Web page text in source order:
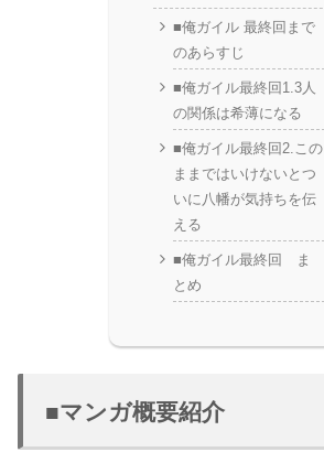
■俺ガイル 最終回まで
のあらすじ
■俺ガイル最終回1.3人
の関係は希薄になる
■俺ガイル最終回2.この
ままではいけないとつ
いに八幡が気持ちを伝
える
■俺ガイル最終回 ま
とめ
■マンガ概要紹介